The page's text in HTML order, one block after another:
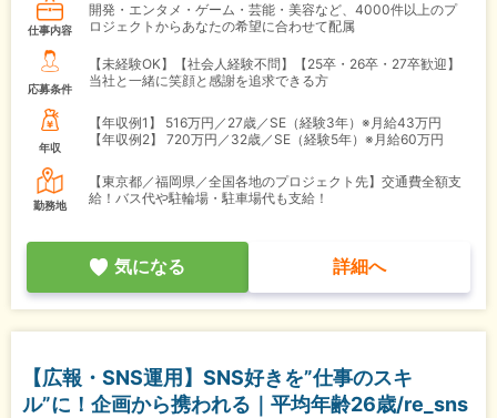
仕事内容
開発・エンタメ・ゲーム・芸能・美容など、4000件以上のプ
ロジェクトからあなたの希望に合わせて配属
応募条件
【未経験OK】【社会人経験不問】【25卒・26卒・27卒歓迎】
当社と一緒に笑顔と感謝を追求できる方
年収
【年収例1】
516万円／27歳／SE（経験3年）※月給43万円
【年収例2】
720万円／32歳／SE（経験5年）※月給60万円
勤務地
【東京都／福岡県／全国各地のプロジェクト先】交通費全額支
給！バス代や駐輪場・駐車場代も支給！
気になる 詳細へ
【広報・SNS運用】SNS好きを”仕事のスキ
ル”に！企画から携われる｜平均年齢26歳/re_sns